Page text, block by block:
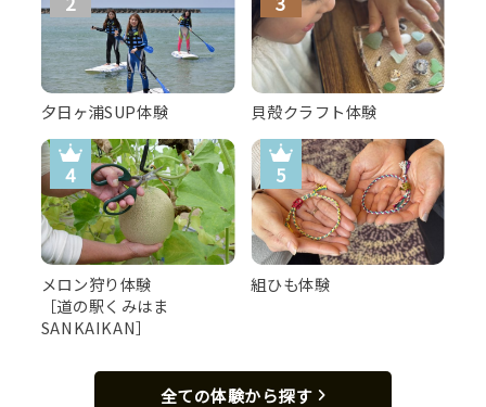
夕日ヶ浦SUP体験 貝殻クラフト体験
メロン狩り体験
［道の駅くみはま
SANKAIKAN］
組ひも体験
全ての体験から探す